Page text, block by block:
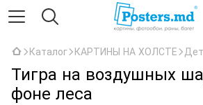
Каталог КАРТИНЫ НА ХОЛСТЕ
Тигра на воздушных
фоне леса